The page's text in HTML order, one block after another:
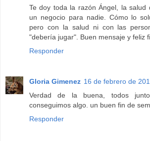
Te doy toda la razón Ángel, la salud
un negocio para nadie. Cómo lo
pero con la salud ni con las
"debería jugar". Buen mensaje y feliz
Responder
Gloria Gimenez 16 de febrero de
Verdad de la buena, todos
conseguimos algo. un buen fin de
Responder